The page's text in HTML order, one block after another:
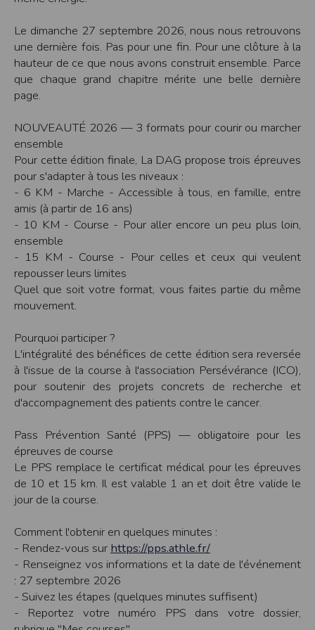
Le dimanche 27 septembre 2026, nous nous retrouvons
une dernière fois. Pas pour une fin. Pour une clôture à la
hauteur de ce que nous avons construit ensemble. Parce
que chaque grand chapitre mérite une belle dernière
page.
NOUVEAUTÉ 2026 — 3 formats pour courir ou marcher
ensemble
Pour cette édition finale, La DAG propose trois épreuves
pour s'adapter à tous les niveaux :
- 6 KM - Marche - Accessible à tous, en famille, entre
amis (à partir de 16 ans)
- 10 KM - Course - Pour aller encore un peu plus loin,
ensemble
- 15 KM - Course - Pour celles et ceux qui veulent
repousser leurs limites
Quel que soit votre format, vous faites partie du même
mouvement.
Pourquoi participer ?
L'intégralité des bénéfices de cette édition sera reversée
à l'issue de la course à l'association Persévérance (ICO),
pour soutenir des projets concrets de recherche et
d'accompagnement des patients contre le cancer.
Pass Prévention Santé (PPS) — obligatoire pour les
épreuves de course
Le PPS remplace le certificat médical pour les épreuves
de 10 et 15 km. Il est valable 1 an et doit être valide le
jour de la course.
Comment l'obtenir en quelques minutes :
- Rendez-vous sur https://pps.athle.fr/
- Renseignez vos informations et la date de l'événement
: 27 septembre 2026
- Suivez les étapes (quelques minutes suffisent)
- Reportez votre numéro PPS dans votre dossier,
L’EDITEUR se réserve la possibilité de modifier, à tout moment et sans préavis,
les présentes conditions d’utilisation afin de les adapter aux évolutions du site
et/ou de son exploitation.
Règles d'usage d'Internet
L’utilisateur déclare accepter les caractéristiques et les limites d’Internet, et
notamment reconnaît que :
Internet et n’exerce aucun contrôle de quelque forme que ce soit sur la nature et
les caractéristiques des données qui pourraient transiter par l’intermédiaire de
son centre serveur.
protégées notamment contre les détournements éventuels. La communication de
toute information jugée par l’utilisateur de nature sensible ou confidentielle se
fait à ses risques et périls.
L’utilisateur reconnaît que les données circulant sur Internet peuvent être
réglementées en termes d’usage ou être protégées par un droit de propriété.
L’utilisateur est seul responsable de l’usage des données qu’il consulte, interroge
et transfère sur Internet.
L’utilisateur reconnaît que l’EDITEUR ne dispose d’aucun moyen de contrôle sur
le contenu des services accessibles sur Internet
L'éditeur informe que les utilisateurs du site internet www.timepulse.run
peuvent recevoir des offres des partenaires de l'éditeur
L'éditeur informe que les utilisateurs du site internet www.timepulse.run
peuvent recevoir des offres les invitant à participer à des épreuves inscrites au
Les données sont hébergées par l'hébergeur suivant
:https://www.ovh.com/fr/protection-donnees-personnelles/gdpr.xml
Toutes les communications entre votre navigateur et nos serveurs utilisent le
protocole HTTPS qui crypte les données avant qu’elles ne transitent sur le
réseau. Par ailleurs, les mots de passe ne sont pas stockés en clair dans notre
base de données mais sont cryptés en utilisant les dernières technologies de
sécurisation des mots de passe. Enfin, les communications entre nos différents
Paramétrer votre navigateur internet
Vous pouvez à tout moment choisir de désactiver les cookies sur votre ordinateur.
Notez cependant que votre expérience sur notre site peut en être affectée comme
par exemple et sans être exhaustif, la perte de votre session membre lorsque
vous changez de page, l'impossibilité d'accéder à certaines pages ou encore la
perte de vos préférences sur certaines pages.
paramétrer votre navigateur en tenant compte de la finalité des cookies.
Internet Explorer
Dans Internet Explorer, cliquez sur le boutonOutils , puis surOptions Internet.
Cliquez sur le bouton Afficher les fichiers
Allez dans l'ongletOutils du navigateurpuis sélectionnez le menu Options
Dans la fenêtre qui s'affiche, choisissez